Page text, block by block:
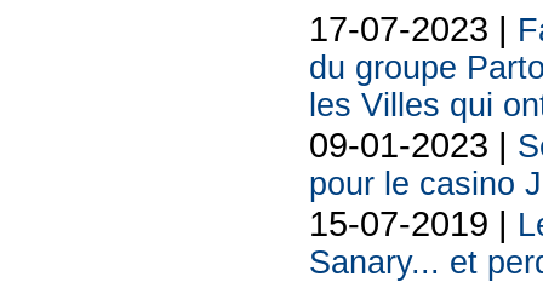
17-07-2023 |
du groupe
les Villes qui
09-01-2023 |
pour le casino
15-07-2019 |
Sanary... et